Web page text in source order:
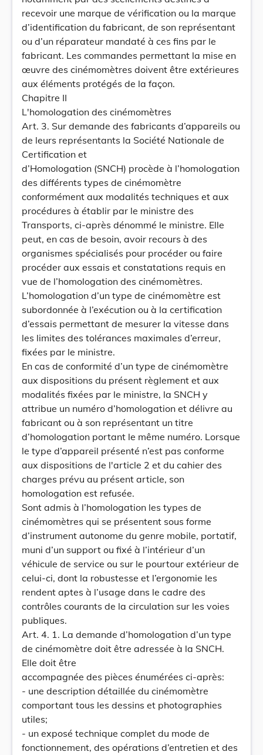
recevoir une marque de vérification ou la marque
d’identification du fabricant, de son représentant
ou d’un réparateur mandaté à ces fins par le
fabricant. Les commandes permettant la mise en
œuvre des cinémomètres doivent être extérieures
aux éléments protégés de la façon.
Chapitre II
L'homologation des cinémomètres
Art. 3. Sur demande des fabricants d’appareils ou
de leurs représentants la Société Nationale de
Certification et
d’Homologation (SNCH) procède à l’homologation
des différents types de cinémomètre
conformément aux modalités techniques et aux
procédures à établir par le ministre des
Transports, ci-après dénommé le ministre. Elle
peut, en cas de besoin, avoir recours à des
organismes spécialisés pour procéder ou faire
procéder aux essais et constatations requis en
vue de l’homologation des cinémomètres.
L’homologation d’un type de cinémomètre est
subordonnée à l’exécution ou à la certification
d’essais permettant de mesurer la vitesse dans
les limites des tolérances maximales d’erreur,
fixées par le ministre.
En cas de conformité d’un type de cinémomètre
aux dispositions du présent règlement et aux
modalités fixées par le ministre, la SNCH y
attribue un numéro d’homologation et délivre au
fabricant ou à son représentant un titre
d’homologation portant le même numéro. Lorsque
le type d’appareil présenté n’est pas conforme
aux dispositions de l'article 2 et du cahier des
charges prévu au présent article, son
homologation est refusée.
Sont admis à l’homologation les types de
cinémomètres qui se présentent sous forme
d’instrument autonome du genre mobile, portatif,
muni d’un support ou fixé à l’intérieur d’un
véhicule de service ou sur le pourtour extérieur de
celui-ci, dont la robustesse et l’ergonomie les
rendent aptes à l’usage dans le cadre des
contrôles courants de la circulation sur les voies
publiques.
Art. 4. 1. La demande d’homologation d’un type
de cinémomètre doit être adressée à la SNCH.
Elle doit être
accompagnée des pièces énumérées ci-après:
- une description détaillée du cinémomètre
comportant tous les dessins et photographies
utiles;
- un exposé technique complet du mode de
fonctionnement, des opérations d’entretien et des